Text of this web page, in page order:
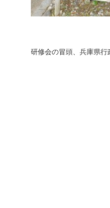
研修会の冒頭、兵庫県行